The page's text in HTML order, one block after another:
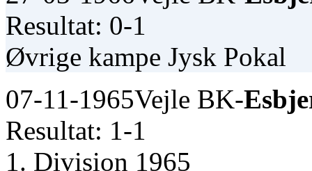
Resultat: 0-1
Øvrige kampe Jysk Pokal
07-11-1965Vejle BK-
Resultat: 1-1
1. Division 1965